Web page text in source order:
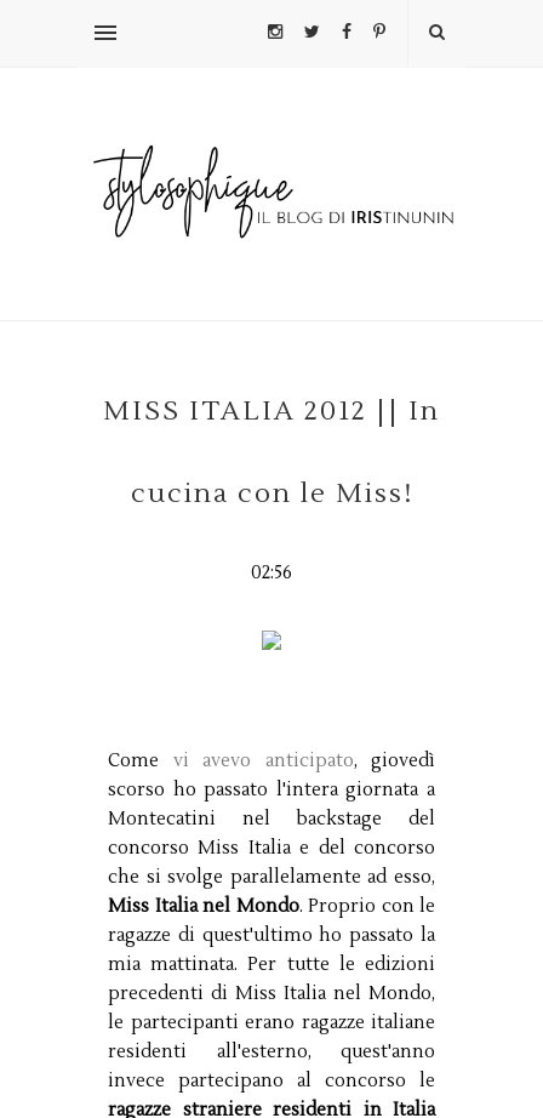
MISS ITALIA 2012 || In
cucina con le Miss!
02:56
Come vi avevo anticipato, giovedì
scorso ho passato l'intera giornata a
Montecatini nel backstage del
concorso Miss Italia e del concorso
che si svolge parallelamente ad esso,
Miss Italia nel Mondo. Proprio con le
ragazze di quest'ultimo ho passato la
mia mattinata. Per tutte le edizioni
precedenti di Miss Italia nel Mondo,
le partecipanti erano ragazze italiane
residenti all'esterno, quest'anno
invece partecipano al concorso le
ragazze straniere residenti in Italia